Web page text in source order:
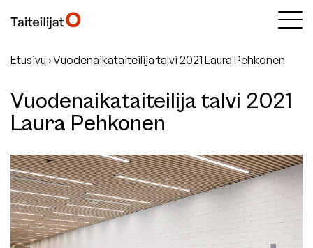
Etusivu ›Vuodenaikataiteilija talvi 2021 Laura Pehkonen
Vuodenaikataiteilija talvi 2021
Laura Pehkonen